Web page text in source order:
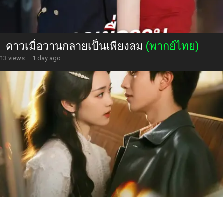
ดาวเมื่อวานกลายเป็นเพียงลม (พากย์ไทย)
13 views · 1 day ago